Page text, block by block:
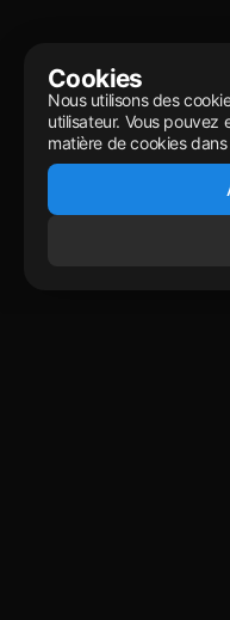
Cookies
Nous utilisons des
utilisateur. Vous pouvez
matière de cookies